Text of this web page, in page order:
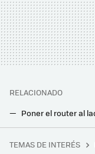
RELACIONADO
TEMAS DE INTERÉS